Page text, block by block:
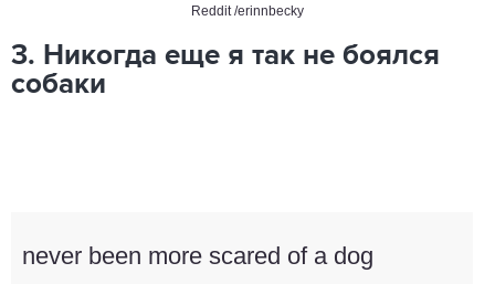
Reddit/erinnbecky
3. Никогда еще я так не боялся
собаки
never been more scared of a dog